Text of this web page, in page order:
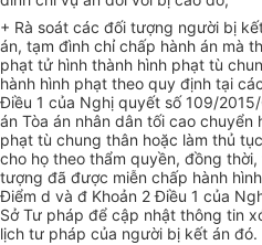
+ Rà soát các đối tượng người bị
án, tạm đình chỉ chấp hành án mà
phạt tử hình thành hình phạt tù
hành hình phạt theo quy định tại
Điều 1 của Nghị quyết số109/2015/
án Tòa án nhân dân tối cao chuyển
phạt tù chung thân hoặc làm thủ
cho họ theo thẩm quyền, đồng
tượng đã được miễn chấp hành
Điểm d và đ Khoản 2 Điều 1 của
Sở Tư pháp để cập nhật thông tin
lịch tư pháp của người bị kết án đó.